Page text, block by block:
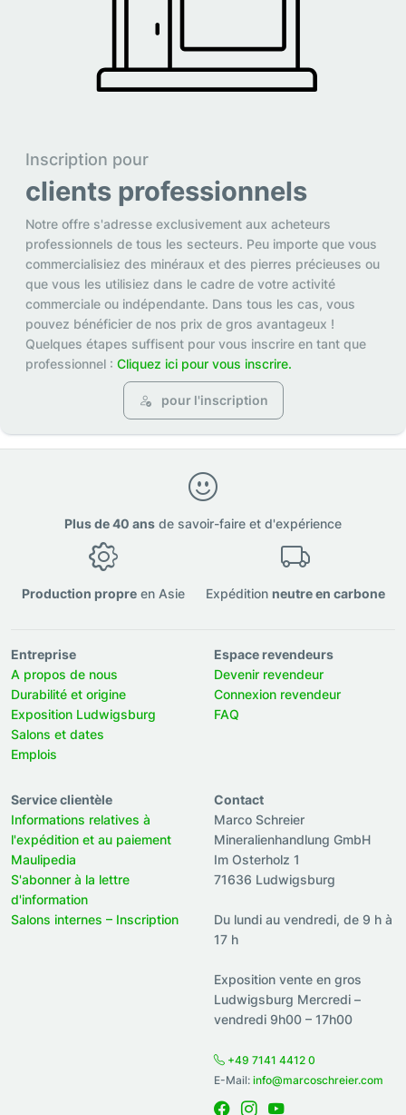
Inscription pour
clients professionnels
Notre offre s'adresse exclusivement aux acheteurs
professionnels de tous les secteurs. Peu importe que vous
commercialisiez des minéraux et des pierres précieuses ou
que vous les utilisiez dans le cadre de votre activité
commerciale ou indépendante. Dans tous les cas, vous
pouvez bénéficier de nos prix de gros avantageux !
Quelques étapes suffisent pour vous inscrire en tant que
professionnel : Cliquez ici pour vous inscrire.
pour l'inscription
Plus de 40 ans de savoir-faire et d'expérience
Production propreen Asie Expédition neutre en carbone
Entreprise
A propos de nous
Durabilité et origine
Exposition Ludwigsburg
Salons et dates
Emplois
Espace revendeurs
Devenir revendeur
Connexion revendeur
FAQ
Service clientèle
Informations relatives à
l'expédition et au paiement
Maulipedia
S'abonner à la lettre
d'information
Salons internes – Inscription
Contact
Marco Schreier
Mineralienhandlung GmbH
Im Osterholz 1
71636 Ludwigsburg
Du lundi au vendredi, de 9 h à
17 h
Exposition vente en gros
Ludwigsburg Mercredi –
vendredi 9h00 – 17h00
+49 7141 4412 0
E-Mail: info@marcoschreier.com